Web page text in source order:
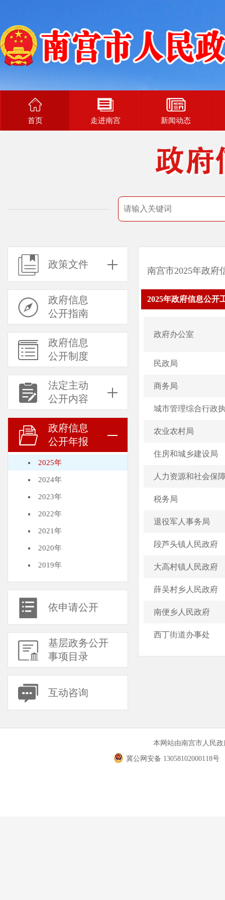
首页 走进南宫 新闻动态
政策文件
政府信息
公开指南
政府信息
公开制度
法定主动
公开内容
政府信息
公开年报
2025年
2024年
2023年
2022年
2021年
2020年
2019年
依申请公开
基层政务公开
事项目录
互动咨询
南宫市2025年政府
2025年政府信息公开
政府办公室
民政局
商务局
城市管理综合行政
农业农村局
住房和城乡建设局
人力资源和社会保
税务局
退役军人事务局
段芦头镇人民政府
大高村镇人民政府
薛吴村乡人民政府
南便乡人民政府
西丁街道办事处
本网站由南宫市人民
冀公网安备 13058102000118号